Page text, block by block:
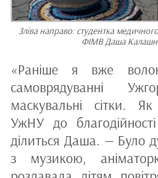
Зліва направо: студентка
ФІМВ Даша
«Раніше я вже
самоврядуванні
маскувальні сітки.
УжНУ до
ділиться Даша. — Було
з музикою,